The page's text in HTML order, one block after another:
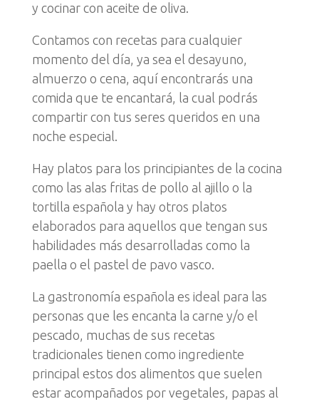
y cocinar con aceite de oliva.
Contamos con recetas para cualquier
momento del día, ya sea el desayuno,
almuerzo o cena, aquí encontrarás una
comida que te encantará, la cual podrás
compartir con tus seres queridos en una
noche especial.
Hay platos para los principiantes de la cocina
como las a las fritas de pollo al ajillo o la
tortilla española y hay otros platos
elaborados para aquellos que tengan sus
habilidades más desarrolladas como la
paella o el pastel de pavo vasco.
La gastronomía española es ideal para las
personas que les encanta la carne y/o el
pescado, muchas de sus recetas
tradicionales tienen como ingrediente
principal estos dos alimentos que suelen
estar acompañados por vegetales, papas al